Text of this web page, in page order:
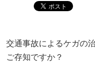
交通事故によるケガの
ご存知ですか？